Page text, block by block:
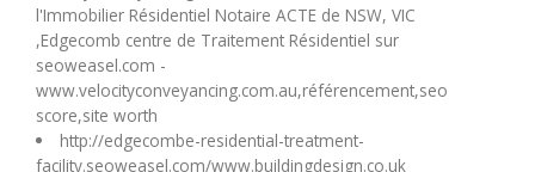
l'Immobilier Résidentiel Notaire ACTE de NSW, VIC
,Edgecomb centre de Traitement Résidentiel sur
seoweasel.com -
www.velocityconveyancing.com.au,référencement,seo
score,site worth
http://edgecombe-residential-treatment-
facility.seoweasel.com/www.buildingdesign.co.uk